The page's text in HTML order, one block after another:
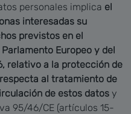
personales implica el
interesadas su
previstos en el
Europeo y del
relativo a la protección de
al tratamiento de
de estos datos y
95/46/CE (artículos 15-